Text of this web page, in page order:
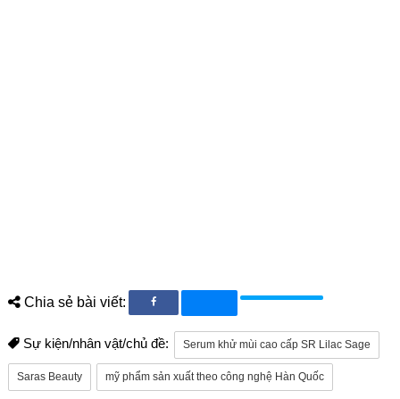
Chia sẻ bài viết:
Sự kiện/nhân vật/chủ đề: Serum khử mùi cao cấp SR Lilac Sage
Saras Beauty mỹ phẩm sản xuất theo công nghệ Hàn Quốc